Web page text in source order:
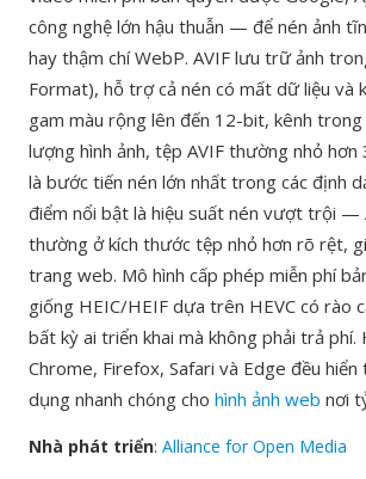
công nghệ lớn hậu thuẫn — để nén ảnh
hay thậm chí WebP. AVIF lưu trữ ảnh
Format), hỗ trợ cả nén có mất dữ liệu và
gam màu rộng lên đến 12-bit, kênh
lượng hình ảnh, tệp AVIF thường nhỏ
là bước tiến nén lớn nhất trong các định
điểm nổi bật là hiệu suất nén vượt trội —
thường ở kích thước tệp nhỏ hơn rõ rệt,
trang web. Mô hình cấp phép miễn phí
giống HEIC/HEIF dựa trên HEVC có rào
bất kỳ ai triển khai mà không phải trả
Chrome, Firefox, Safari và Edge đều
dụng nhanh chóng cho hình ảnh web nơi
Nhà phát triển: Alliance for Open Media